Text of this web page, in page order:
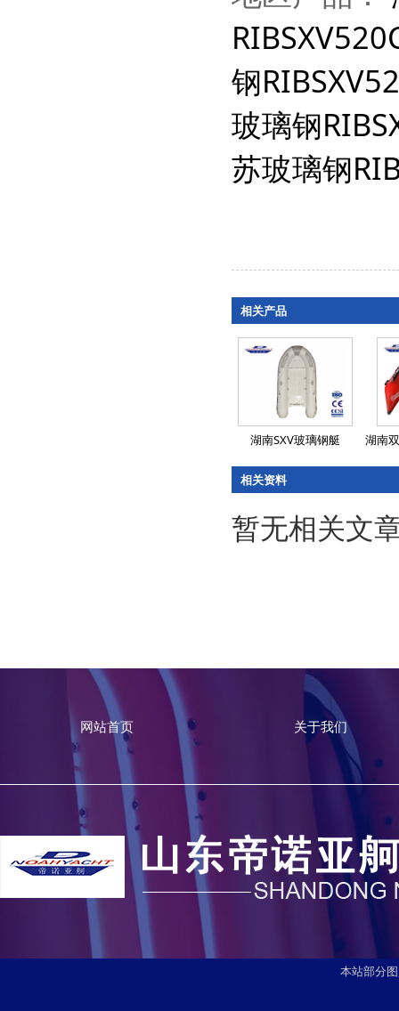
钢
玻璃钢
苏玻璃钢
相关产品
湖南SXV玻璃钢艇 湖南
相关资料
暂无相关文
网站首页 关于我们
本站部分